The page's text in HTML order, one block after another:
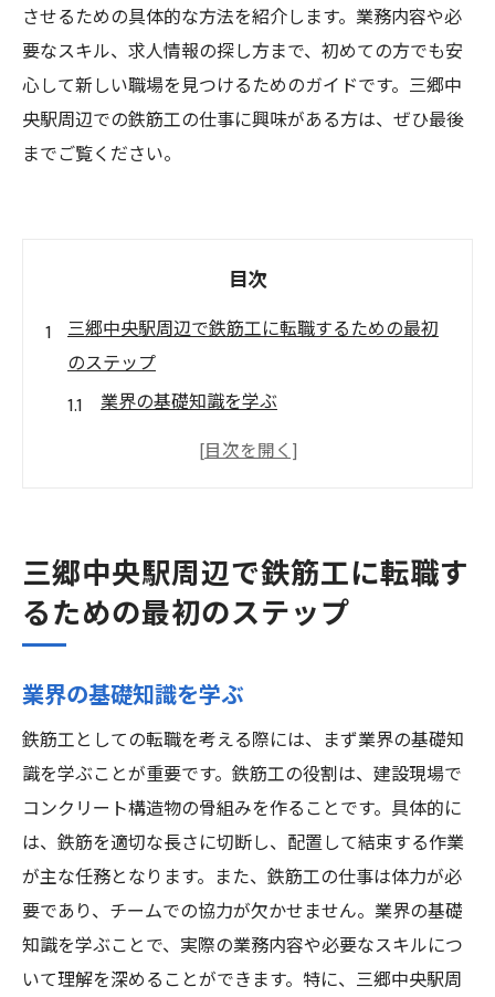
させるための具体的な方法を紹介します。業務内容や必
要なスキル、求人情報の探し方まで、初めての方でも安
心して新しい職場を見つけるためのガイドです。三郷中
央駅周辺での鉄筋工の仕事に興味がある方は、ぜひ最後
までご覧ください。
目次
三郷中央駅周辺で鉄筋工に転職するための最初
のステップ
業界の基礎知識を学ぶ
必要な資格やライセンスを取得する
履歴書と職務経歴書の準備
面接対策と実践
鉄筋工として成功するために必要なスキルとそ
基本的な鉄筋工技術
安全管理スキルの重要性
現場経験を積む方法
コミュニケーション能力の向上
専門学校や研修プログラムの活用
最新技術に対応するための継続教育
三郷中央駅エリアでの鉄筋工の求人情報を効率
的に探す方法
三郷中央駅周辺で鉄筋工に転職す
るための最初のステップ
業界の基礎知識を学ぶ
鉄筋工としての転職を考える際には、まず業界の基礎知
識を学ぶことが重要です。鉄筋工の役割は、建設現場で
コンクリート構造物の骨組みを作ることです。具体的に
は、鉄筋を適切な長さに切断し、配置して結束する作業
が主な任務となります。また、鉄筋工の仕事は体力が必
要であり、チームでの協力が欠かせません。業界の基礎
知識を学ぶことで、実際の業務内容や必要なスキルにつ
いて理解を深めることができます。特に、三郷中央駅周